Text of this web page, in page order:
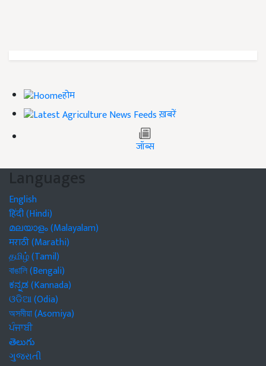
होम
ख़बरें
जॉब्स
Languages
English
हिंदी (Hindi)
മലയാളം (Malayalam)
मराठी (Marathi)
தமிழ் (Tamil)
বাঙালি (Bengali)
ಕನ್ನಡ (Kannada)
ଓଡିଆ (Odia)
অসমীয়া (Asomiya)
ਪੰਜਾਬੀ
తెలుగు
ગુજરાતી